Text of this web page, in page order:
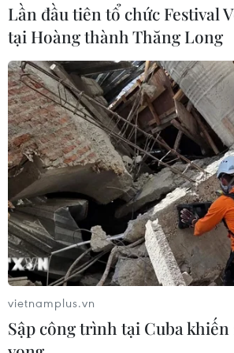
Kazakhstan coi Việt Nam là
tế hấp dẫn
18/10/2019 09:30
Thứ trưởng Ngoại giao Kazakhstan
cho biết Việt Nam là khu vực kinh tế
doanh nghiệp trên thế giới đang
Lần đầu tiên tổ chức Festival
tại Hoàng thành Thăng Long
vietnamplus.vn
Sập công trình tại Cuba khiến